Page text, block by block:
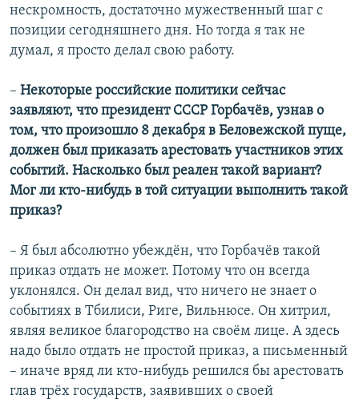
нескромность, достаточно мужественный шаг с
позиции сегодняшнего дня. Но тогда я так не
думал, я просто делал свою работу.
– Некоторые российские политики сейчас
заявляют, что президент СССР Горбачёв, узнав о
том, что произошло 8 декабря в Беловежской пуще,
должен был приказать арестовать участников этих
событий. Насколько был реален такой вариант?
Мог ли кто-нибудь в той ситуации выполнить такой
приказ?
– Я был абсолютно убеждён, что Горбачёв такой
приказ отдать не может. Потому что он всегда
уклонялся. Он делал вид, что ничего не знает о
событиях в Тбилиси, Риге, Вильнюсе. Он хитрил,
являя великое благородство на своём лице. А здесь
надо было отдать не простой приказ, а письменный
– иначе вряд ли кто-нибудь решился бы арестовать
глав трёх государств, заявивших о своей